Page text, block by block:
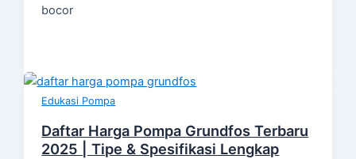
bocor
Edukasi Pompa
Daftar Harga Pompa Grundfos Terbaru
2025 | Tipe & Spesifikasi Lengkap